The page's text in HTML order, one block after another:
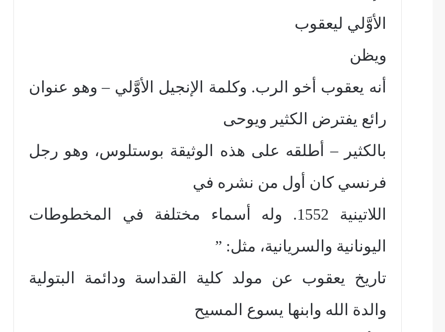
الأوَّلي ليعقوب
ويظن
أنه يعقوب أخو الرب. وكلمة الإنجيل الأوَّلي – وهو عنوان
رائع يفترض الكثير ويوحى
بالكثير – أطلقه على هذه الوثيقة بوستلوس، وهو رجل
فرنسي كان أول من نشره في
اللاتينية 1552. وله أسماء مختلفة في المخطوطات
اليونانية والسريانية، مثل: ”
تاريخ يعقوب عن مولد كلية القداسة ودائمة البتولية
والدة الله وابنها يسوع المسيح